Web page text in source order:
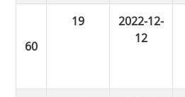
19
2022-12-
12